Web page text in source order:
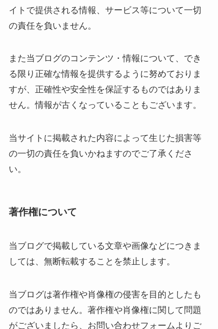
イトで提供される情報、サービス等について一切
の責任を負いません。
また当ブログのコンテンツ・情報について、でき
る限り正確な情報を提供するように努めておりま
すが、正確性や安全性を保証するものではありま
せん。情報が古くなっていることもございます。
当サイトに掲載された内容によって生じた損害等
の一切の責任を負いかねますのでご了承くださ
い。
著作権について
当ブログで掲載している文章や画像などにつきま
しては、無断転載することを禁止します。
当ブログは著作権や肖像権の侵害を目的としたも
のではありません。著作権や肖像権に関して問題
がございましたら、お問い合わせフォームよりご